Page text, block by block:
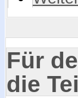
Für
die